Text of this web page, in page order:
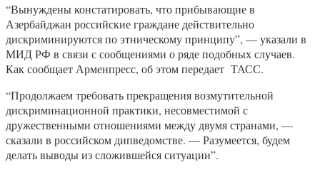
“Вынуждены констатировать, что прибывающие в
Азербайджан российские граждане действительно
дискриминируются по этническому принципу”, — указали в
МИД РФ в связи с сообщениями о ряде подобных случаев.
Как сообщает Арменпресс, об этом передает ТАСС.
“Продолжаем требовать прекращения возмутительной
дискриминационной практики, несовместимой с
дружественными отношениями между двумя странами, —
сказали в российском дипведомстве. — Разумеется, будем
делать выводы из сложившейся ситуации”.